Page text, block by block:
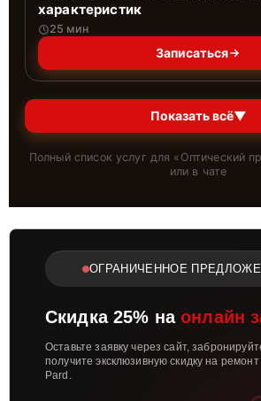
характеристик
25 мин
Записаться
Показать всё▼
Полный список услуг для « Оптический
или в чате
ОГРАНИЧЕННОЕ
Скидка 25% наонлайн
Оставьте заявку через сайт,
получите эксклюзивную скидку на
Pard.